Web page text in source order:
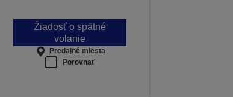
Žiadosť o spätné
volanie
Predajné miesta
Porovnať